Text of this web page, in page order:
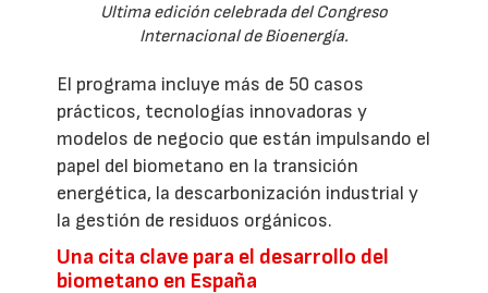
Ultima edición celebrada del Congreso
Internacional de Bioenergía.
El programa incluye más de 50 casos
prácticos, tecnologías innovadoras y
modelos de negocio que están impulsando el
papel del biometano en la transición
energética, la descarbonización industrial y
la gestión de residuos orgánicos.
Una cita clave para el desarrollo del
biometano en España